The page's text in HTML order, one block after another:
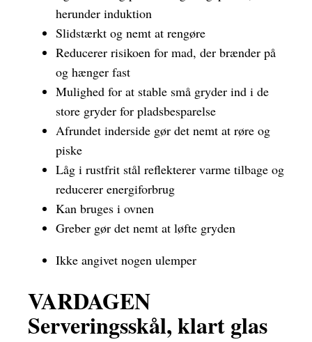
herunder induktion
Slidstærkt og nemt at rengøre
Reducerer risikoen for mad, der brænder på
og hænger fast
Mulighed for at stable små gryder ind i de
store gryder for pladsbesparelse
Afrundet inderside gør det nemt at røre og
piske
Låg i rustfrit stål reflekterer varme tilbage og
reducerer energiforbrug
Kan bruges i ovnen
Greber gør det nemt at løfte gryden
Ikke angivet nogen ulemper
VARDAGEN
Serveringsskål, klart glas